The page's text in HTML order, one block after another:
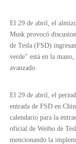
El 29 de abril, el
Musk provocó
de Tesla (FSD)
verde" está en la
avanzado.
El 29 de abril, el
entrada de FSD en
calendario para la
oficial de Weibo de
mencionando la